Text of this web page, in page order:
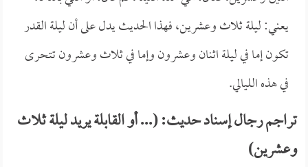
يعني: ليلة ثلاث وعشرين، فهذا الحديث يدل على أن ليلة القدر
تكون إما في ليلة اثنان وعشرون وإما في ثلاث وعشرون تتحرى
في هذه الليالي.
تراجم رجال إسناد حديث: (... أو القابلة يريد ليلة ثلاث
وعشرين)